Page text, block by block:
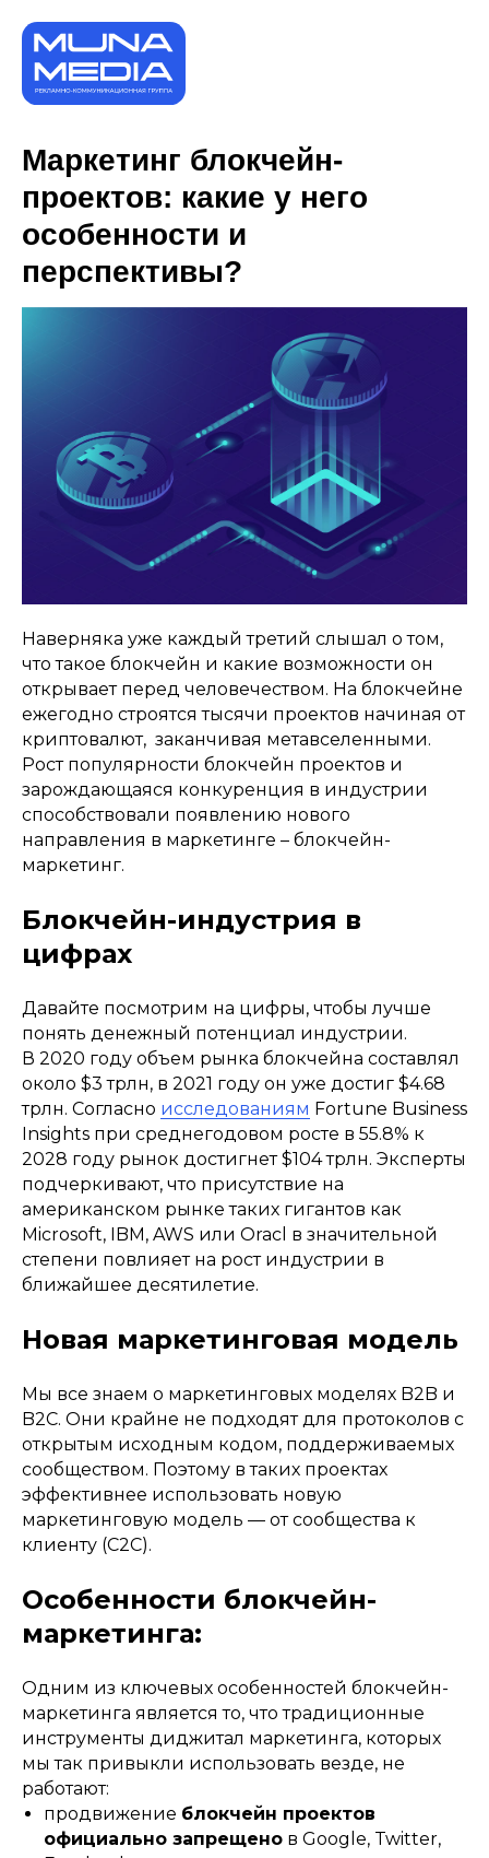
Маркетинг блокчейн-
проектов: какие у него
особенности и
перспективы?
Наверняка уже каждый третий слышал о том,
что такое блокчейн и какие возможности он
открывает перед человечеством. На блокчейне
ежегодно строятся тысячи проектов начиная от
криптовалют, заканчивая метавселенными.
Рост популярности блокчейн проектов и
зарождающаяся конкуренция в индустрии
способствовали появлению нового
направления в маркетинге – блокчейн-
маркетинг.
Блокчейн-индустрия в
цифрах
Давайте посмотрим на цифры, чтобы лучше
понять денежный потенциал индустрии.
В 2020 году объем рынка блокчейна составлял
около $3 трлн, в 2021 году он уже достиг $4.68
трлн. Согласно исследованиям Fortune Business
Insights при среднегодовом росте в 55.8% к
2028 году рынок достигнет $104 трлн. Эксперты
подчеркивают, что присутствие на
американском рынке таких гигантов как
Microsoft, IBM, AWS или Oracl в значительной
степени повлияет на рост индустрии в
ближайшее десятилетие.
Новая маркетинговая модель
Мы все знаем о маркетинговых моделях B2B и
B2C. Они крайне не подходят для протоколов с
открытым исходным кодом, поддерживаемых
сообществом. Поэтому в таких проектах
эффективнее использовать новую
маркетинговую модель — от сообщества к
клиенту (C2C).
Особенности блокчейн-
маркетинга:
Одним из ключевых особенностей блокчейн-
маркетинга является то, что традиционные
инструменты диджитал маркетинга, которых
мы так привыкли использовать везде, не
работают:
продвижение блокчейн проектов
официально запрещено в Google, Twitter,